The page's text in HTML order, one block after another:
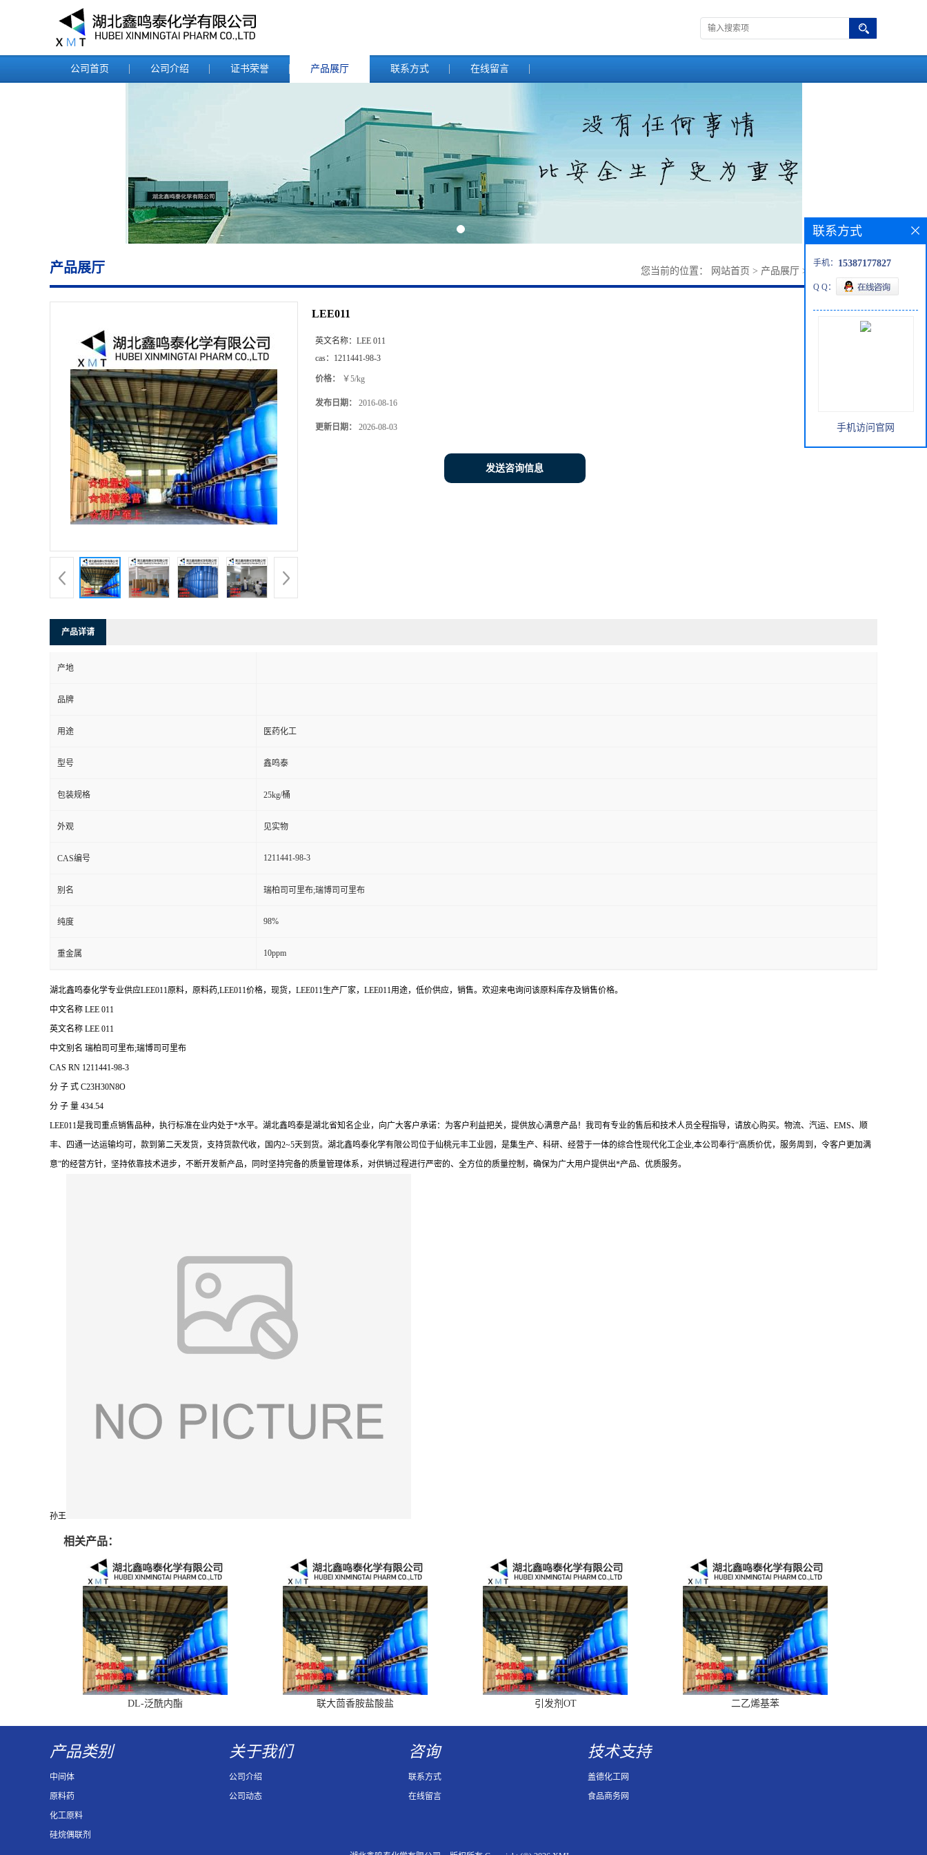
公司首页 公司介绍 证书荣誉 产品展厅 联系方式 在线留言
产品展厅 您当前的位置： 网站首页 > 产品展厅 >
LEE011
英文名称： LEE 011
cas： 1211441-98-3
价格： ￥5/kg
发布日期： 2016-08-16
更新日期： 2026-08-03
发送咨询信息
产品详请
产地
品牌
用途 医药化工
型号 鑫鸣泰
包装规格 25kg/桶
外观 见实物
CAS编号 1211441-98-3
别名 瑞柏司可里布;瑞博司可里布
纯度 98%
重金属 10ppm
湖北鑫鸣泰化学专业供应LEE011原料，原料药,LEE011价格，现货，LEE011生产厂家，LEE011用途，低价供应，销售。欢迎来电询问该原料库存及销售价格。
中文名称 LEE 011
英文名称 LEE 011
中文别名 瑞柏司可里布;瑞博司可里布
CAS RN 1211441-98-3
分 子 式 C23H30N8O
分 子 量 434.54
LEE011是我司重点销售品种，执行标准在业内处于*水平。湖北鑫鸣泰是湖北省知名企业，向广大客户承诺：为客户利益把关，提供放心满意产品！我司有专业的售后和技术人员全程指导，请放心购买。物流、汽运、EMS、顺
丰、四通一达运输均可，款到第二天发货，支持货款代收，国内2~5天到货。湖北鑫鸣泰化学有限公司位于仙桃元丰工业园，是集生产、科研、经营于一体的综合性现代化工企业,本公司奉行“高质价优，服务周到，令客户更加满
意”的经营方针，坚持依靠技术进步，不断开发新产品，同时坚持完备的质量管理体系，对供销过程进行严密的、全方位的质量控制，确保为广大用户提供出*产品、优质服务。
孙王
相关产品：
DL-泛酰内酯 联大茴香胺盐酸盐 引发剂OT 二乙烯基苯
联系方式
手机： 15387177827
Q Q：
手机访问官网
产品类别
中间体
原料药
化工原料
硅烷偶联剂
关于我们
公司介绍
公司动态
咨询
联系方式
在线留言
技术支持
盖德化工网
食品商务网